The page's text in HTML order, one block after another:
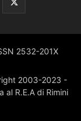
2532-201X
2003-2023 -
R.E.A di Rimini